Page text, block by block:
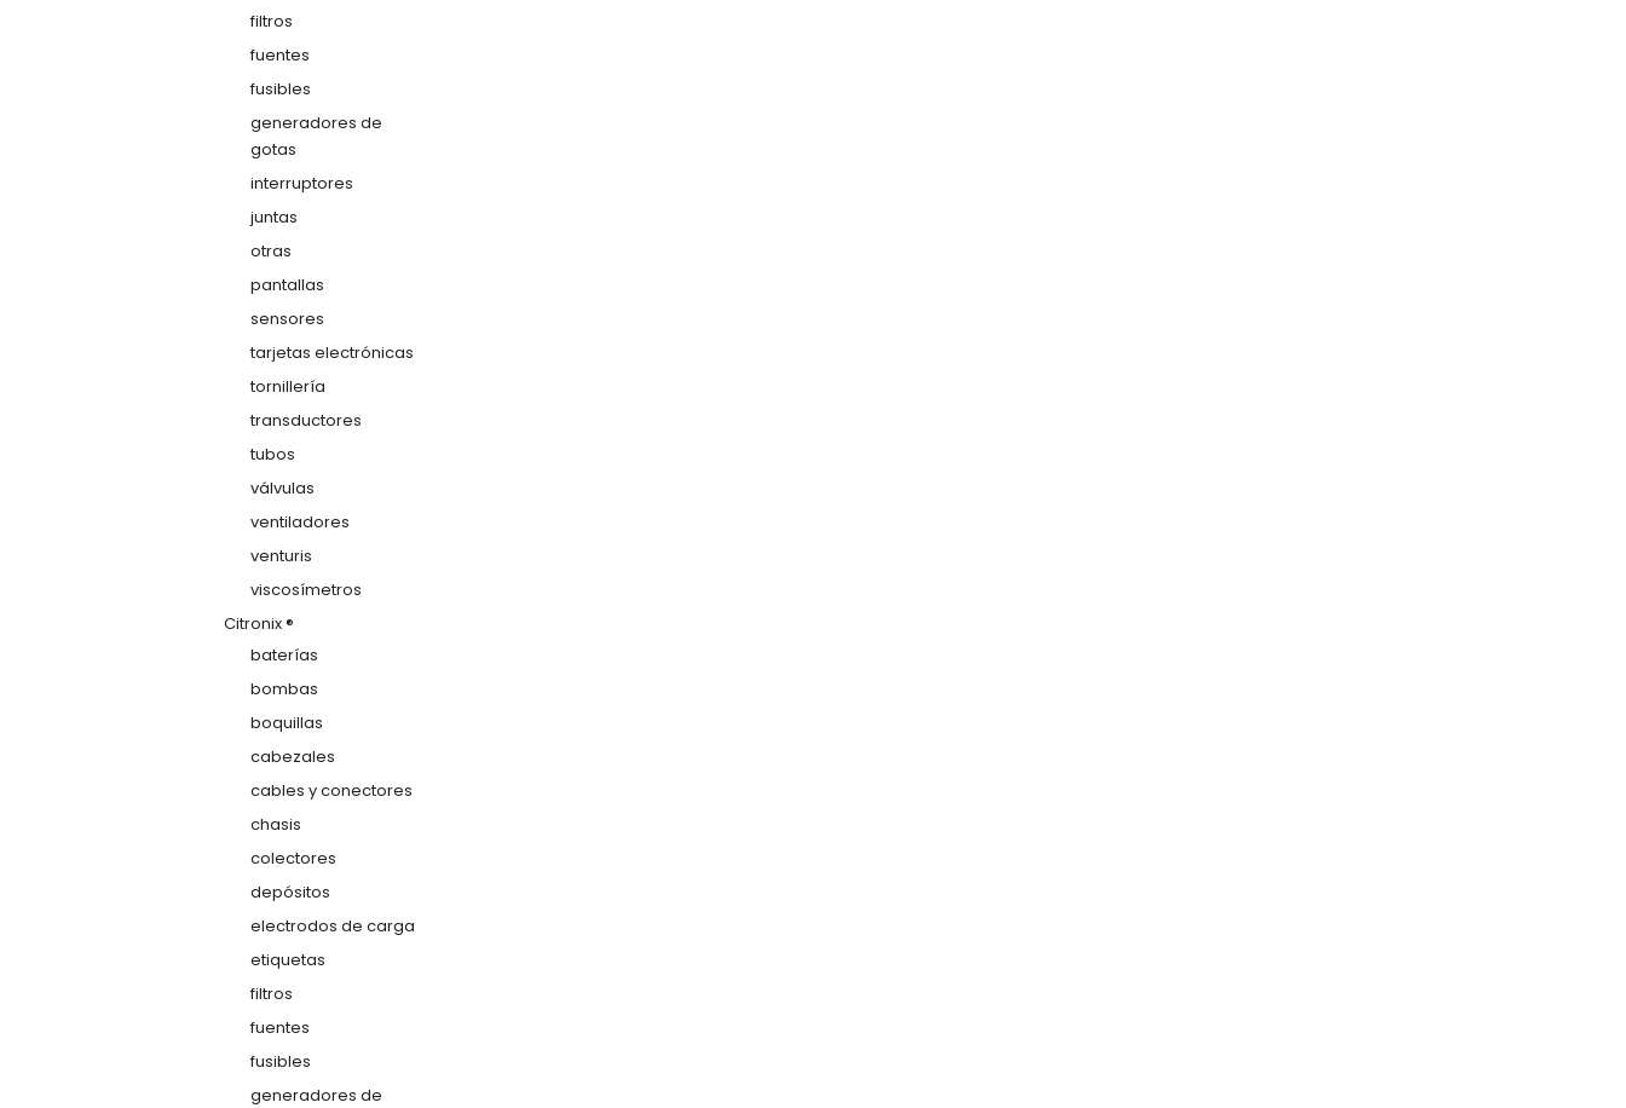
filtros
fuentes
fusibles
generadores de
gotas
interruptores
juntas
otras
pantallas
sensores
tarjetas electrónicas
tornillería
transductores
tubos
válvulas
ventiladores
venturis
viscosímetros
Citronix ®
baterías
bombas
boquillas
cabezales
cables y conectores
chasis
colectores
depósitos
electrodos de carga
etiquetas
filtros
fuentes
fusibles
generadores de